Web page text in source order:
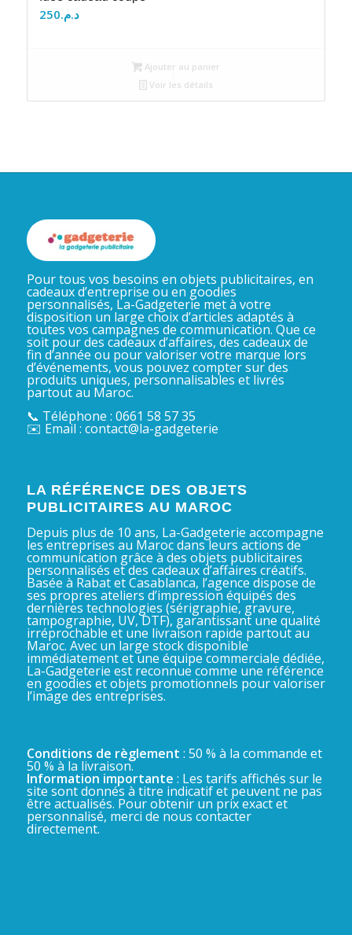
د.م.250
Ajouter au panier
Voir les détails
Pour tous vos besoins en objets publicitaires, en
cadeaux d’entreprise ou en goodies
personnalisés, La-Gadgeterie met à votre
disposition un large choix d’articles adaptés à
toutes vos campagnes de communication. Que ce
soit pour des cadeaux d’affaires, des cadeaux de
fin d’année ou pour valoriser votre marque lors
d’événements, vous pouvez compter sur des
produits uniques, personnalisables et livrés
partout au Maroc.
📞 Téléphone : 0661 58 57 35
✉️ Email : contact@la-gadgeterie
LA RÉFÉRENCE DES OBJETS
PUBLICITAIRES AU MAROC
Depuis plus de 10 ans, La-Gadgeterie accompagne
les entreprises au Maroc dans leurs actions de
communication grâce à des objets publicitaires
personnalisés et des cadeaux d’affaires créatifs.
Basée à Rabat et Casablanca, l’agence dispose de
ses propres ateliers d’impression équipés des
dernières technologies (sérigraphie, gravure,
tampographie, UV, DTF), garantissant une qualité
irréprochable et une livraison rapide partout au
Maroc. Avec un large stock disponible
immédiatement et une équipe commerciale dédiée,
La-Gadgeterie est reconnue comme une référence
en goodies et objets promotionnels pour valoriser
l’image des entreprises.
Conditions de règlement : 50 % à la commande et
50 % à la livraison.
Information importante : Les tarifs affichés sur le
site sont donnés à titre indicatif et peuvent ne pas
être actualisés. Pour obtenir un prix exact et
personnalisé, merci de nous contacter
directement.